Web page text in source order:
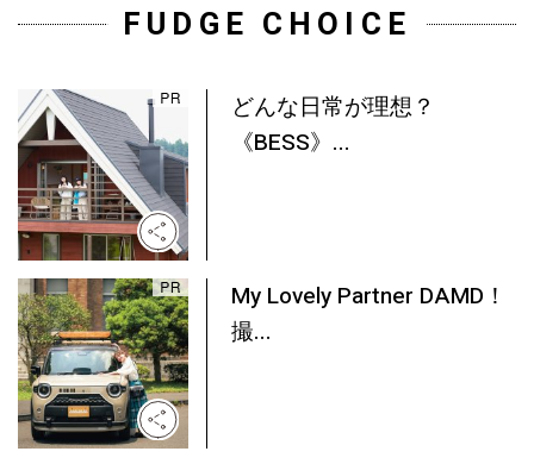
FUDGE CHOICE
どんな日常が理想？
《BESS》...
My Lovely Partner DAMD！
撮...